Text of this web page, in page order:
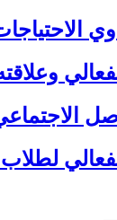
وعلاقته